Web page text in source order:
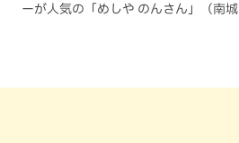
ーが人気の「めしや のんさん」（南城